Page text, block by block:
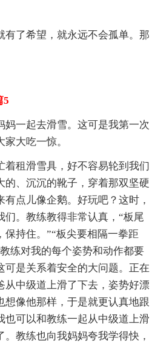
有了希望，就永远不会孤单。那
5
妈一起去滑雪。这可是我第一次
大吃一惊。
着租滑雪具，好不容易轮到我们
的、沉沉的靴子，穿着那双坚硬
点儿像企鹅。好玩吧？这时，
们。教练教得非常认真，“板尾
持住。”“板尖要相隔一拳距
练对我的每个姿势和动作都要
可是关系着安全的大问题。正在
从中级道上滑了下去，姿势好漂
想像他那样，于是就更认真地跟
也可以和教练一起从中级道上滑
教练也向我妈妈夸我学得快，